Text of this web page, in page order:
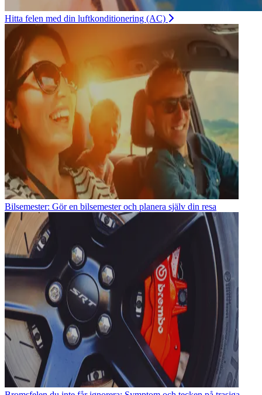
Hitta felen med din luftkonditionering (AC)
Bilsemester: Gör en bilsemester och planera själv din resa